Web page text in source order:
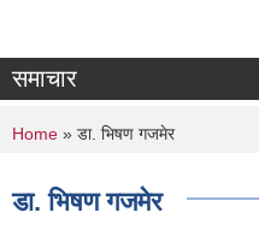
समाचार
You are here
Home » डा. भिषण गजमेर
डा. भिषण गजमेर